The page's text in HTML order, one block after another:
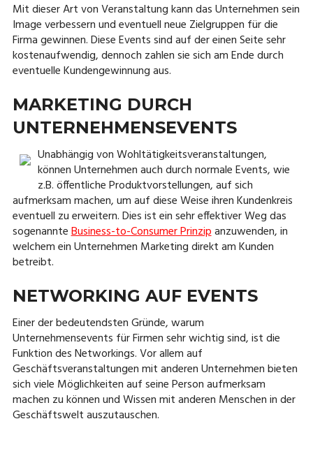
Mit dieser Art von Veranstaltung kann das Unternehmen sein
Image verbessern und eventuell neue Zielgruppen für die
Firma gewinnen. Diese Events sind auf der einen Seite sehr
kostenaufwendig, dennoch zahlen sie sich am Ende durch
eventuelle Kundengewinnung aus.
MARKETING DURCH
UNTERNEHMENSEVENTS
Unabhängig von Wohltätigkeitsveranstaltungen,
können Unternehmen auch durch normale Events, wie
z.B. öffentliche Produktvorstellungen, auf sich
aufmerksam machen, um auf diese Weise ihren Kundenkreis
eventuell zu erweitern. Dies ist ein sehr effektiver Weg das
sogenannteBusiness-to-Consumer Prinzipanzuwenden, in
welchem ein Unternehmen Marketing direkt am Kunden
betreibt.
NETWORKING AUF EVENTS
Einer der bedeutendsten Gründe, warum
Unternehmensevents für Firmen sehr wichtig sind, ist die
Funktion des Networkings. Vor allem auf
Geschäftsveranstaltungen mit anderen Unternehmen bieten
sich viele Möglichkeiten auf seine Person aufmerksam
machen zu können und Wissen mit anderen Menschen in der
Geschäftswelt auszutauschen.